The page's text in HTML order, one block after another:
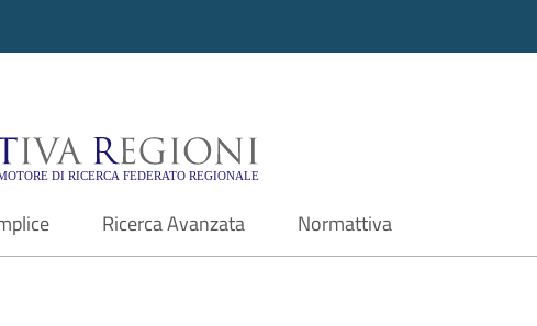
- Motore di
Ricerca Avanzata Normattiva